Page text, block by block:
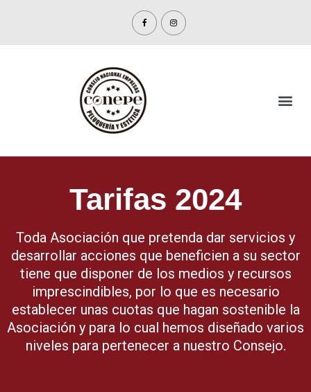
Tarifas 2024
Toda Asociación que pretenda dar servicios y
desarrollar acciones que beneficien a su sector
tiene que disponer de los medios y recursos
imprescindibles, por lo que es necesario
establecer unas cuotas que hagan sostenible la
Asociación y para lo cual hemos diseñado varios
niveles para pertenecer a nuestro Consejo.